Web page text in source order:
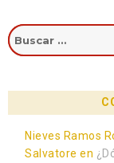
Nieves Ramos
Salvatore en